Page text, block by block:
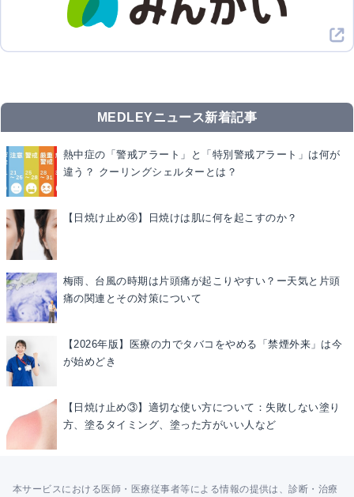
MEDLEYニュース新着記事
熱中症の「警戒アラート」と「特別警戒アラート」は何が
違う？ クーリングシェルターとは？
【日焼け止め④】日焼けは肌に何を起こすのか？
梅雨、台風の時期は片頭痛が起こりやすい？ー天気と片頭
痛の関連とその対策について
【2026年版】医療の力でタバコをやめる「禁煙外来」は今
が始めどき
【日焼け止め③】適切な使い方について：失敗しない塗り
方、塗るタイミング、塗った方がいい人など
本サービスにおける医師・医療従事者等による情報の提供は、診断・治療